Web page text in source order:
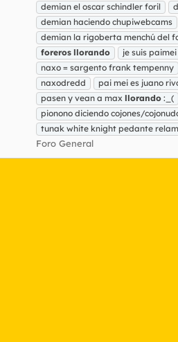
demian el oscar schindler foril
demian haciendo chupiwebcams
demian la rigoberta menchú del
foreros llorando
je suis paimei
naxo = sargento frank tempenny
naxodredd
pai mei es juano
pasen y vean a max llorando :_(
pionono diciendo cojones/
tunak white knight pedante
Foro General